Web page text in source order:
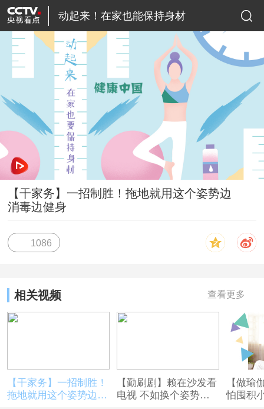
动起来！在家也能保持身材
【干家务】一招制胜！拖地就用这个姿势边
消毒边健身
来源：央视网
简介：所有还在宅的小伙伴，已复工的朋友们，都往这里
都能跳的“广场舞”，心动不如行动，一二一，动起来，在家
咱也保持身材。
1086
相关视频 查看更多
【干家务】一招制胜！
拖地就用这个姿势边消
【勤刷剧】赖在沙发看
电视 不如换个姿势刷
【做瑜
怕囤积